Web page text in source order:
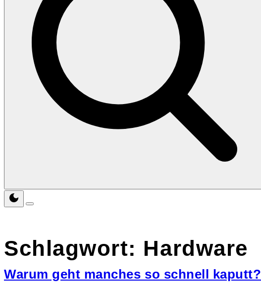
Schlagwort: Hardware
Warum geht manches so schnell kaputt?